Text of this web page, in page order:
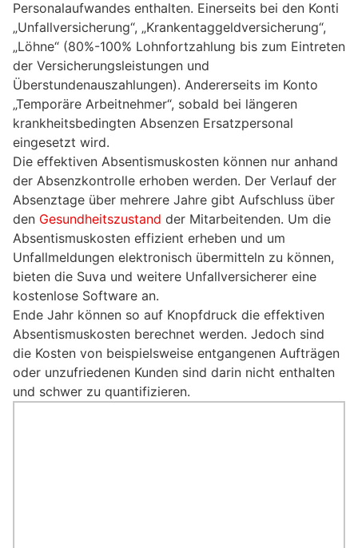
Personalaufwandes enthalten. Einerseits bei den Konti
„Unfallversicherung“, „Krankentaggeldversicherung“,
„Löhne“ (80%-100% Lohnfortzahlung bis zum Eintreten
der Versicherungsleistungen und
Überstundenauszahlungen). Andererseits im Konto
„Temporäre Arbeitnehmer“, sobald bei längeren
krankheitsbedingten Absenzen Ersatzpersonal
eingesetzt wird.
Die effektiven Absentismuskosten können nur anhand
der Absenzkontrolle erhoben werden. Der Verlauf der
Absenztage über mehrere Jahre gibt Aufschluss über
den Gesundheitszustand der Mitarbeitenden. Um die
Absentismuskosten effizient erheben und um
Unfallmeldungen elektronisch übermitteln zu können,
bieten die Suva und weitere Unfallversicherer eine
kostenlose Software an.
Ende Jahr können so auf Knopfdruck die effektiven
Absentismuskosten berechnet werden. Jedoch sind
die Kosten von beispielsweise entgangenen Aufträgen
oder unzufriedenen Kunden sind darin nicht enthalten
und schwer zu quantifizieren.